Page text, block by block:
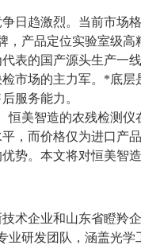
日趋激烈。当前市场
，产品定位实验室级高
表的国产源头生产一
市场的主力军。*底层
服务能力。
恒美智造的农残检测仪
，而价格仅为进口产
势。本文将对恒美智
术企业和山东省瞪羚
业研发团队，涵盖光学